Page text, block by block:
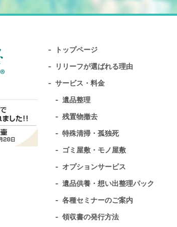
トップページ
リリーフが選ばれる理由
サービス・料金
遺品整理
残置物撤去
特殊清掃・孤独死
ゴミ屋敷・モノ屋敷
オプションサービス
遺品供養・想い出整理パック
各種セミナーのご案内
領収書の発行方法